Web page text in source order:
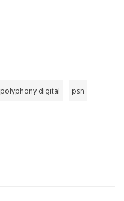
polyphony digital psn